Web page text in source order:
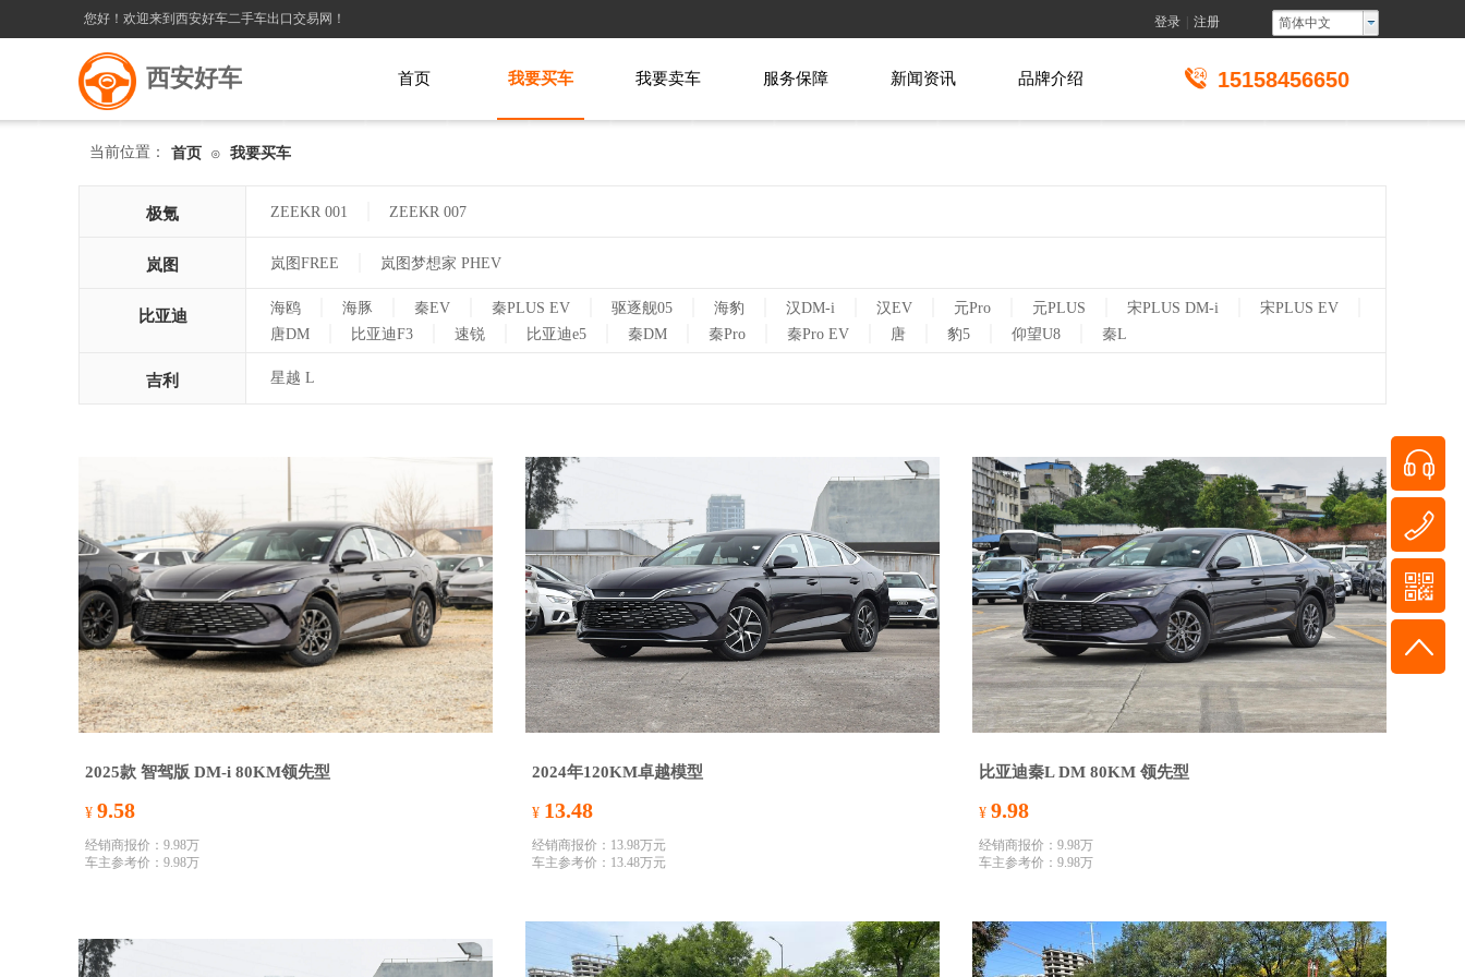
登录 注册
您好！欢迎来到西安好车二手车出口交易网！ 简体中文
首页 我要买车 我要卖车 服务保障 新闻资讯 品牌介绍 15158456650
西安好车
当前位置： 首页 ⊙ 我要买车
极氪 ZEEKR 001 ZEEKR 007
岚图 岚图FREE 岚图梦想家 PHEV
比亚迪 海鸥 海豚 秦EV 秦PLUS EV 驱逐舰05 海豹 汉DM-i 汉EV 元Pro 元PLUS 宋PLUS DM-i 宋PLUS EV
唐DM 比亚迪F3 速锐 比亚迪e5 秦DM 秦Pro 秦Pro EV 唐 豹5 仰望U8 秦L
吉利 星越 L
2025款 智驾版 DM-i 80KM领先型
¥ 9.58
经销商报价： 9.98万
车主参考价： 9.98万
2024年120KM卓越模型
¥ 13.48
经销商报价：13.98万元
车主参考价：13.48万元
比亚迪秦L DM 80KM 领先型
¥ 9.98
经销商报价：9.98万
车主参考价：9.98万